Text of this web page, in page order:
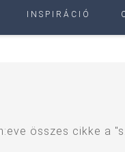
INSPIRÁCIÓ
összes cikke a